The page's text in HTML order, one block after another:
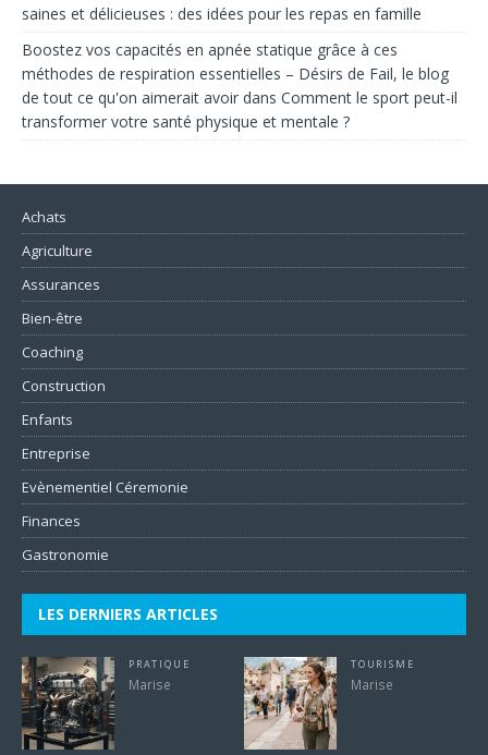
saines et délicieuses : des idées pour les repas en famille
Boostez vos capacités en apnée statique grâce à ces
méthodes de respiration essentielles – Désirs de Fail, le blog
de tout ce qu'on aimerait avoir dans Comment le sport peut-il
transformer votre santé physique et mentale ?
Achats
Agriculture
Assurances
Bien-être
Coaching
Construction
Enfants
Entreprise
Evènementiel Céremonie
Finances
Gastronomie
LES DERNIERS ARTICLES
PRATIQUE
Marise
TOURISME
Marise